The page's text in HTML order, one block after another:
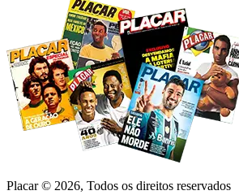
Placar © 2026, Todos os direitos reservados